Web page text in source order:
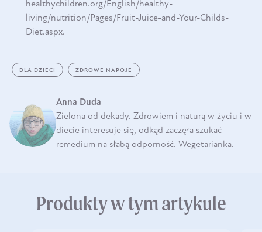
healthychildren.org/English/healthy-
living/nutrition/Pages/Fruit-Juice-and-Your-Childs-
Diet.aspx.
DLA DZIECI ZDROWE NAPOJE
Anna Duda
Zielona od dekady. Zdrowiem i naturą w życiu i w
diecie interesuje się, odkąd zaczęła szukać
remedium na słabą odporność. Wegetarianka.
Produkty w tym artykule